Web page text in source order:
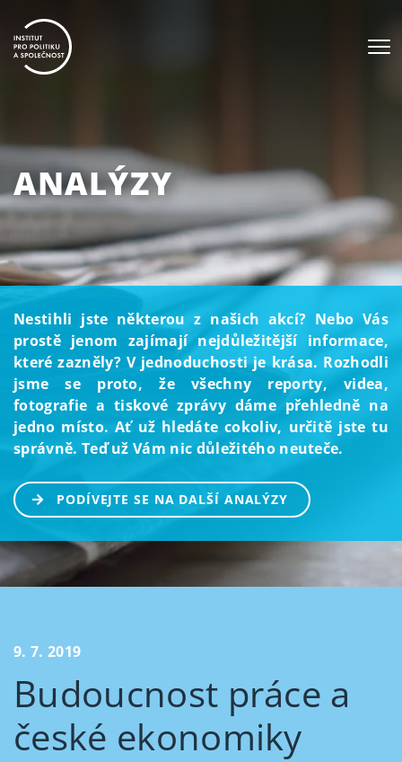
ANALÝZY
Nestihli jste některou z našich akcí? Nebo Vás
prostě jenom zajímají nejdůležitější informace,
které zazněly? V jednoduchosti je krása. Rozhodli
jsme se proto, že všechny reporty, videa,
fotografie a tiskové zprávy dáme přehledně na
jedno místo. Ať už hledáte cokoliv, určitě jste tu
správně. Teď už Vám nic důležitého neuteče.
PODÍVEJTE SE NA DALŠÍ ANALÝZY
9. 7. 2019
Budoucnost práce a
české ekonomiky